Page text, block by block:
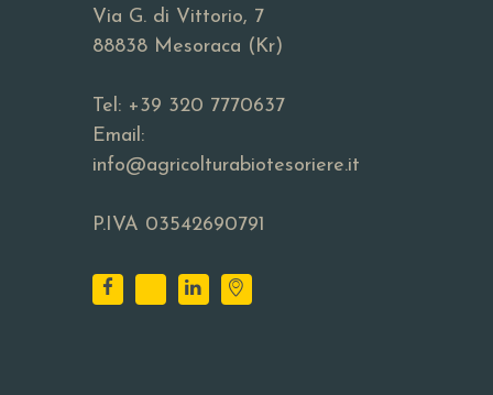
Via G. di Vittorio, 7
88838 Mesoraca (Kr)
Tel: +39 320 7770637
Email:
info@agricolturabiotesoriere.it
P.IVA 03542690791